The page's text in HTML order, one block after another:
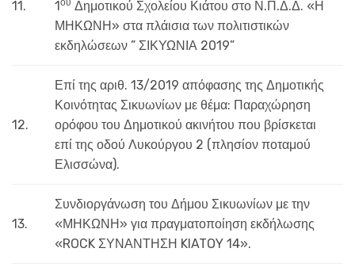
11.
1 ου Δημοτικού Σχολείου Κιάτου στο Ν.Π.Δ.Δ. «Η
ΜΗΚΩΝΗ» στα πλάισια των πολιτιστικών
εκδηλώσεων ” ΣΙΚΥΩΝΙΑ 2019”
12.
Επί της αριθ. 13/2019 απόφασης της Δημοτικής
Κοινότητας Σικυωνίων με θέμα: Παραχώρηση
ορόφου του Δημοτικού ακινήτου που βρίσκεται
επί της οδού Λυκούργου 2 (πλησίον ποταμού
Ελισσώνα).
13.
Συνδιοργάνωση του Δήμου Σικυωνίων με την
«ΜΗΚΩΝΗ» για πραγματοποίηση εκδήλωσης
«ROCK ΣΥΝΑΝΤΗΣΗ KIATOY 14».